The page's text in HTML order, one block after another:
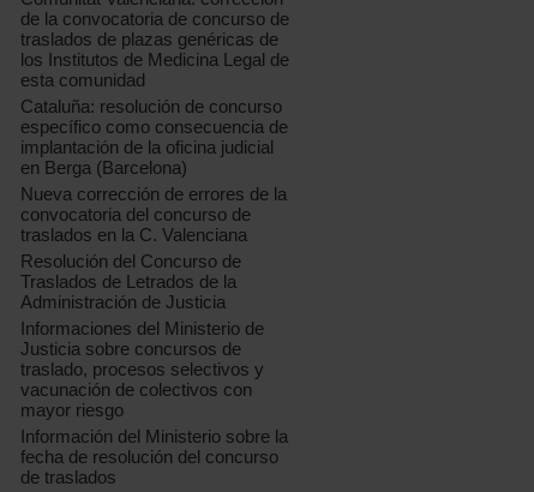
de la convocatoria de concurso de
traslados de plazas genéricas de
los Institutos de Medicina Legal de
esta comunidad
Cataluña: resolución de concurso
específico como consecuencia de
implantación de la oficina judicial
en Berga (Barcelona)
Nueva corrección de errores de la
convocatoria del concurso de
traslados en la C. Valenciana
Resolución del Concurso de
Traslados de Letrados de la
Administración de Justicia
Informaciones del Ministerio de
Justicia sobre concursos de
traslado, procesos selectivos y
vacunación de colectivos con
mayor riesgo
Información del Ministerio sobre la
fecha de resolución del concurso
de traslados